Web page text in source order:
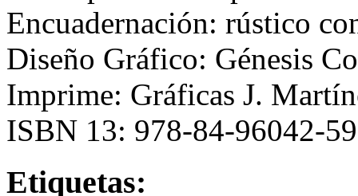
Encuadernación: rústico
Diseño Gráfico: Génesis
Imprime: Gráficas J.
ISBN 13: 978-84-96042-
Etiquetas: